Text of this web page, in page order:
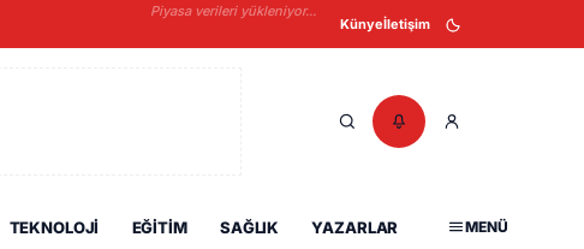
Piyasa verileri yükleniyor...
Künyeİletişim
TEKNOLOJI EĞITIM SAĞLIK YAZARLAR MENÜ